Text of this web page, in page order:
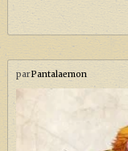
parPantalaemon